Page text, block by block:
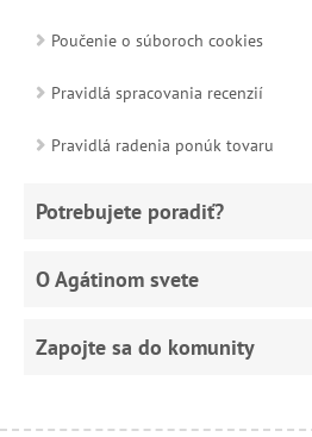
Poučenie o súboroch cookies
Pravidlá spracovania recenzií
Pravidlá radenia ponúk tovaru
Potrebujete poradiť?
O Agátinom svete
Zapojte sa do komunity